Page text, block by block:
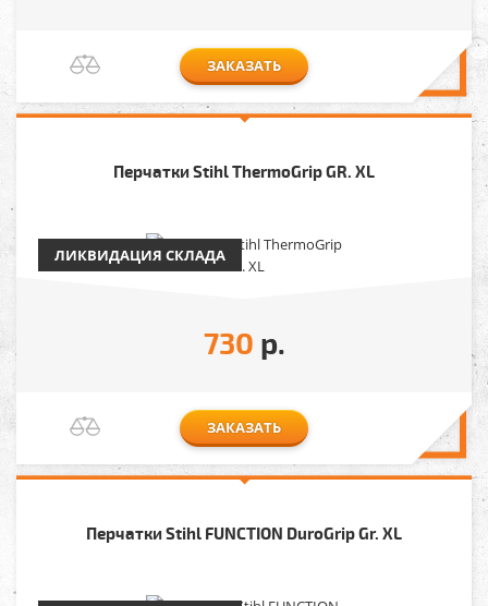
ЗАКАЗАТЬ
Перчатки Stihl ThermoGrip GR. XL
ЛИКВИДАЦИЯ СКЛАДА
730 р.
ЗАКАЗАТЬ
Перчатки Stihl FUNCTION DuroGrip Gr. XL